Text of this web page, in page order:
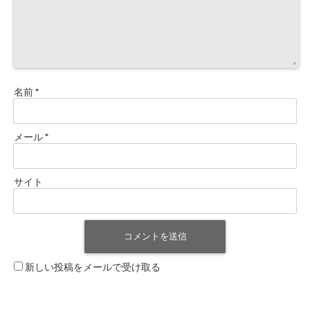
名前*
メール*
サイト
新しい投稿をメールで受け取る